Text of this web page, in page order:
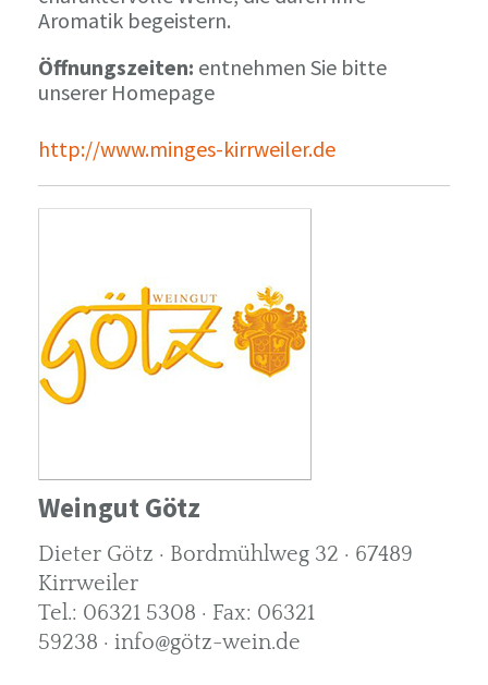
Aromatik begeistern.
Öffnungszeiten: entnehmen Sie bitte
unserer Homepage
http://www.minges-kirrweiler.de
Weingut Götz
Dieter Götz · Bordmühlweg 32 · 67489
Kirrweiler
Tel.: 06321 5308 · Fax: 06321
59238 · info@götz-wein.de